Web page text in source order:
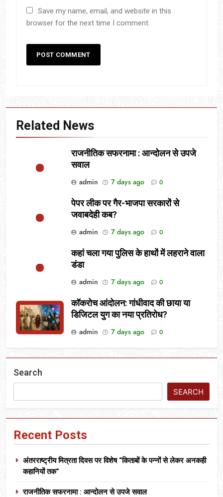
Save my name, email, and website in this
browser for the next time I comment.
Related News
राजनीतिक सफरनामा : आन्दोलन से उपजे
सवाल
admin
7 days ago 0
पेपर लीक पर गैर-भाजपा सरकारों से
जवाबदेही कब?
admin
7 days ago 0
कहां चला गया पुलिस के हाथों में लहराने वाला
डंडा
admin
7 days ago 0
कॉकरोच आंदोलन: गांधीवाद की छाया या
डिजिटल युग का नया प्रतिरोध?
admin
7 days ago 0
Search
SEARCH
Recent Posts
अंतरराष्ट्रीय मित्रता दिवस पर विशेष “किताबों के पन्नों से लेकर अनकही
कहानियों तक”
राजनीतिक सफरनामा : आन्दोलन से उपजे सवाल